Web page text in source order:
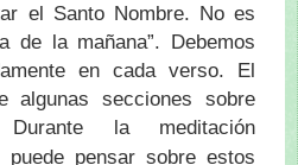
el Santo Nombre. No es
de la mañana”. Debemos
en cada verso. El
algunas secciones sobre
la meditación
puede pensar sobre estos